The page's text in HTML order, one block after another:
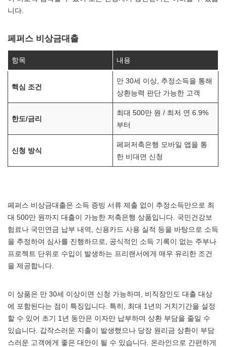
니다.
페퍼스 비상금대출
항목 내용
핵심 조건
만 30세 이상, 추정소득을 통해
상환능력 판단 가능한 고객
한도/금리
최대 500만 원 / 최저 연 6.9%
부터
신청 방식
페퍼저축은행 모바일 앱을 통
한 비대면 신청
페퍼스 비상금대출은 소득 증빙 서류 제출 없이 추정소득만으로 최
대 500만 원까지 대출이 가능한 저축은행 상품입니다. 국민건강보
험료나 국민연금 납부 내역, 신용카드 사용 실적 등을 바탕으로 소득
을 추정하여 심사를 진행하므로, 공식적인 소득 기록이 없는 주부나
프로젝트 단위로 수입이 발생하는 프리랜서에게 매우 유리한 조건
을 제공합니다.
이 상품은 만 30세 이상이면 신청 가능하며, 비직장인도 대출 대상
에 포함된다는 점이 특징입니다. 특히, 최대 1년의 거치기간을 설정
할 수 있어 초기 1년 동안은 이자만 납부하며 상환 부담을 줄일 수
있습니다. 갑작스러운 지출이 발생했으나 당장 원리금 상환이 부담
스러운 고객에게 좋은 대안이 될 수 있습니다. 온라인으로 간편하게